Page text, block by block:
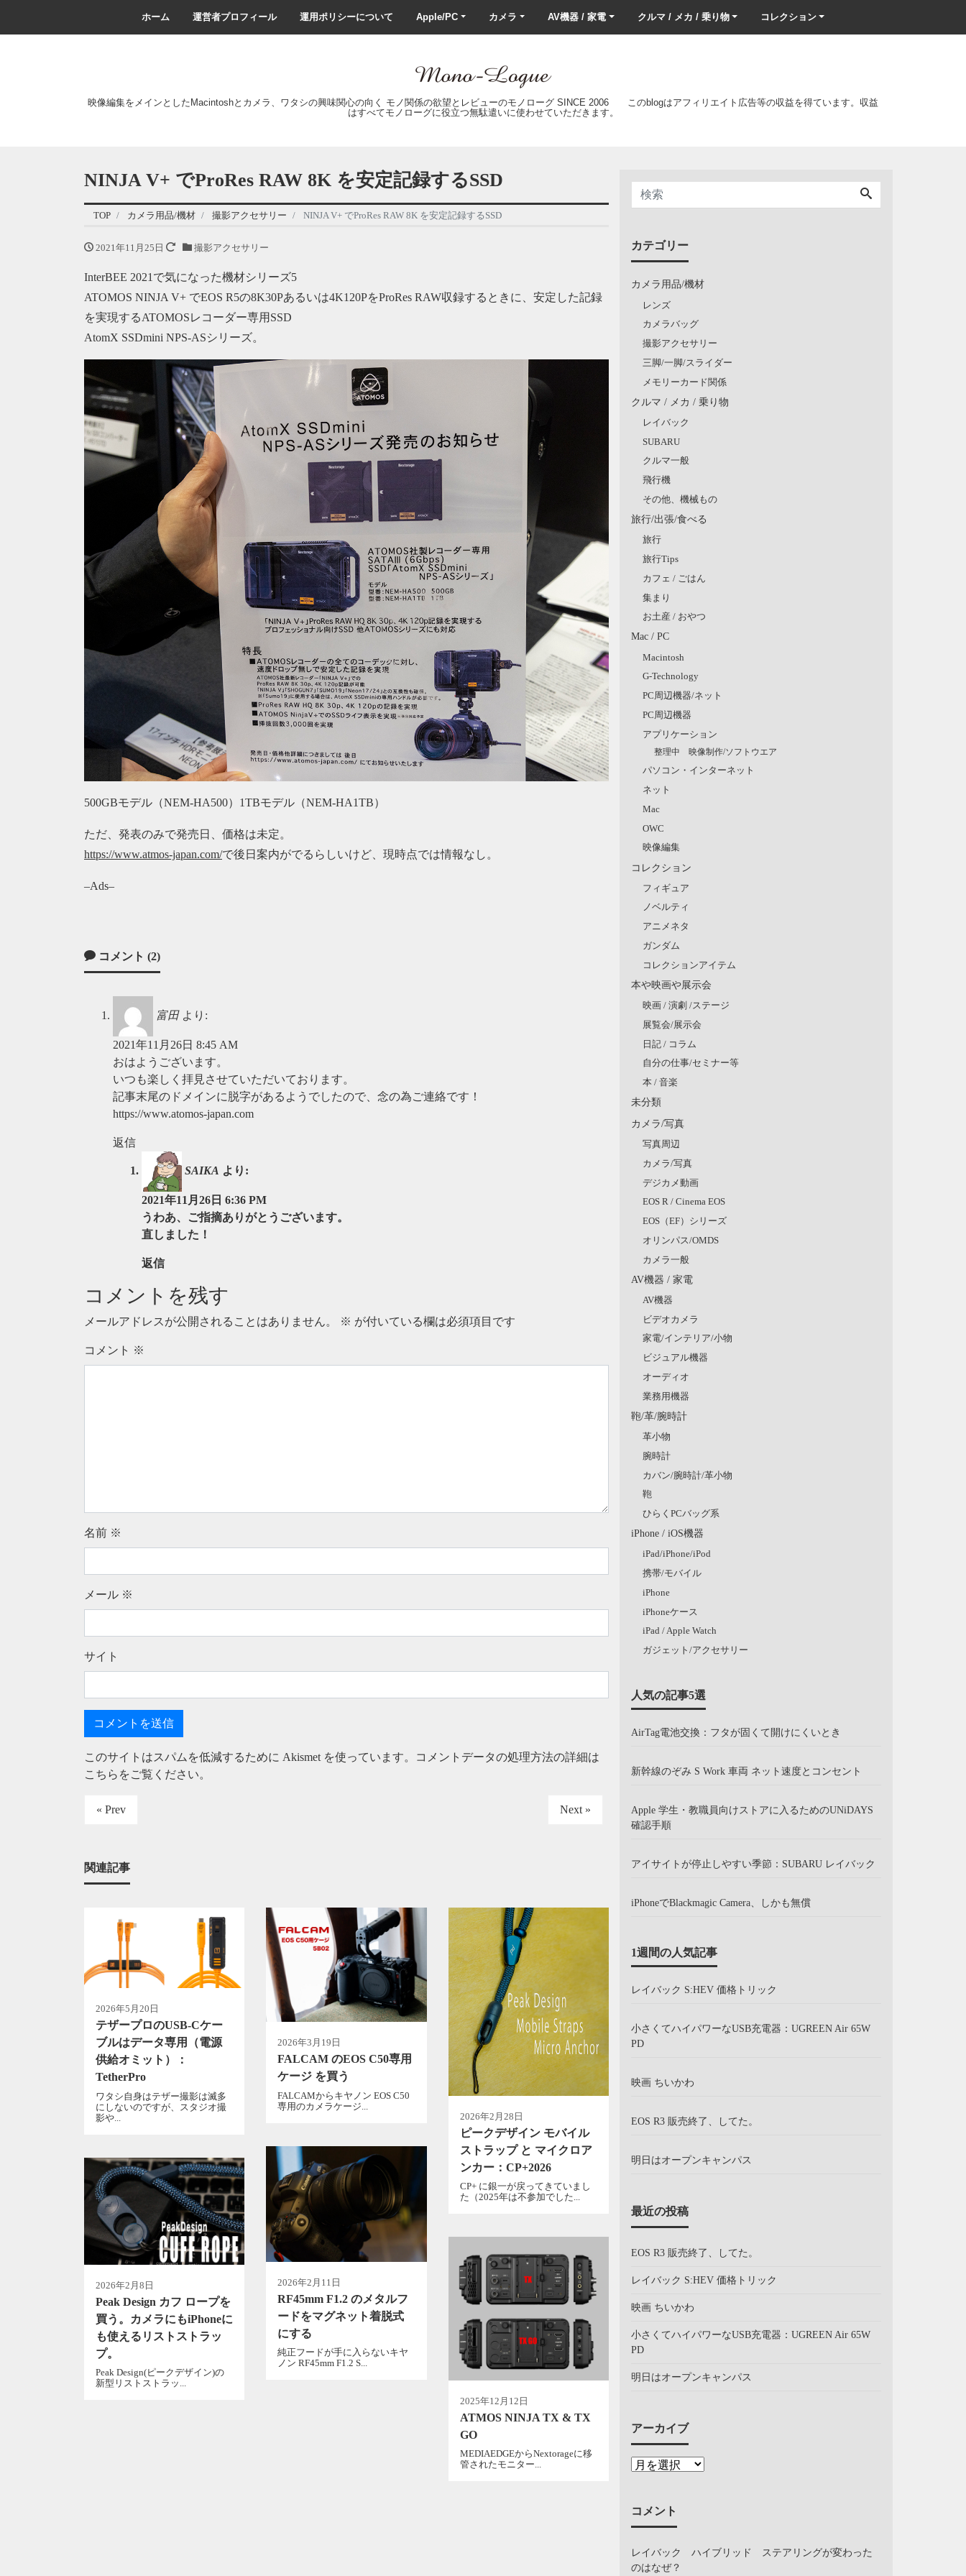
ホーム 運営者プロフィール 運用ポリシーについて Apple/PC カメラ AV機器 / 家電 クルマ / メカ / 乗り物 コレクション
映像編集をメインとしたMacintoshとカメラ、ワタシの興味関心の向く モノ関係の欲望とレビューのモノローグ SINCE 2006 このblogはアフィリエイト広告等の収益を得ています。収益
はすべてモノローグに役立つ無駄遣いに使わせていただきます。
NINJA V+ でProRes RAW 8K を安定記録するSSD
TOP カメラ用品/機材 撮影アクセサリー NINJA V+ でProRes RAW 8K を安定記録するSSD
2021年11月25日 撮影アクセサリー
InterBEE 2021で気になった機材シリーズ5
ATOMOS NINJA V+ でEOS R5の8K30Pあるいは4K120PをProRes RAW収録するときに、安定した記録
を実現するATOMOSレコーダー専用SSD
AtomX SSDmini NPS-ASシリーズ。
500GBモデル（NEM-HA500）1TBモデル（NEM-HA1TB）
ただ、発表のみで発売日、価格は未定。
https://www.atmos-japan.com/で後日案内がでるらしいけど、現時点では情報なし。
–Ads–
コメント (2)
富田 より:
2021年11月26日 8:45 AM
おはようございます。
いつも楽しく拝見させていただいております。
記事末尾のドメインに脱字があるようでしたので、念の為ご連絡です！
https://www.atomos-japan.com
返信
SAIKA より:
2021年11月26日 6:36 PM
うわあ、ご指摘ありがとうございます。
直しました！
返信
コメントを残す
メールアドレスが公開されることはありません。 ※ が付いている欄は必須項目です
コメント ※
名前 ※
メール ※
サイト
このサイトはスパムを低減するために Akismet を使っています。
コメントデータの処理方法の詳細は
こちらをご覧ください。
« Prev Next »
関連記事
2026年5月20日
テザープロのUSB-Cケー
ブルはデータ専用（電源
供給オミット）：
TetherPro
ワタシ自身はテザー撮影は滅多
にしないのですが、スタジオ撮
影や...
2026年3月19日
FALCAM のEOS C50専用
ケージ を買う
FALCAMからキヤノン EOS C50
専用のカメラケージ...
2026年2月28日
ピークデザイン モバイル
ストラップ と マイクロア
ンカー：CP+2026
CP+ に銀一が戻ってきていまし
た（2025年は不参加でした...
2026年2月11日
RF45mm F1.2 のメタルフ
ードをマグネット着脱式
にする
純正フードが手に入らないキヤ
ノン RF45mm F1.2 S...
2026年2月8日
Peak Design カフ ロープを
買う。カメラにもiPhoneに
も使えるリストストラッ
プ。
Peak Design(ピークデザイン)の
新型リストストラッ...
2025年12月12日
ATMOS NINJA TX & TX
GO
MEDIAEDGEからNextorageに移
管されたモニター...
カテゴリー
カメラ用品/機材
レンズ
カメラバッグ
撮影アクセサリー
三脚/一脚/スライダー
メモリーカード関係
クルマ / メカ / 乗り物
レイバック
SUBARU
クルマ一般
飛行機
その他、機械もの
旅行/出張/食べる
旅行
旅行Tips
カフェ / ごはん
集まり
お土産 / おやつ
Mac / PC
Macintosh
G-Technology
PC周辺機器/ネット
PC周辺機器
アプリケーション
整理中 映像制作/ソフトウエア
パソコン・インターネット
ネット
Mac
OWC
映像編集
コレクション
フィギュア
ノベルティ
アニメネタ
ガンダム
コレクションアイテム
本や映画や展示会
映画 / 演劇 /ステージ
展覧会/展示会
日記 / コラム
自分の仕事/セミナー等
本 / 音楽
未分類
カメラ/写真
写真周辺
カメラ/写真
デジカメ動画
EOS R / Cinema EOS
EOS（EF）シリーズ
オリンパス/OMDS
カメラ一般
AV機器 / 家電
AV機器
ビデオカメラ
家電/インテリア/小物
ビジュアル機器
オーディオ
業務用機器
鞄/革/腕時計
革小物
腕時計
カバン/腕時計/革小物
鞄
ひらくPCバッグ系
iPhone / iOS機器
iPad/iPhone/iPod
携帯/モバイル
iPhone
iPhoneケース
iPad / Apple Watch
ガジェット/アクセサリー
人気の記事5選
AirTag電池交換：フタが固くて開けにくいとき
新幹線のぞみ S Work 車両 ネット速度とコンセント
Apple 学生・教職員向けストアに入るためのUNiDAYS
確認手順
アイサイトが停止しやすい季節：SUBARU レイバック
iPhoneでBlackmagic Camera、しかも無償
1週間の人気記事
レイバック S:HEV 価格トリック
小さくてハイパワーなUSB充電器：UGREEN Air 65W
PD
映画 ちいかわ
EOS R3 販売終了、してた。
明日はオープンキャンパス
最近の投稿
EOS R3 販売終了、してた。
レイバック S:HEV 価格トリック
映画 ちいかわ
小さくてハイパワーなUSB充電器：UGREEN Air 65W
PD
明日はオープンキャンパス
アーカイブ
コメント
レイバック ハイブリッド ステアリングが変わった
のはなぜ？